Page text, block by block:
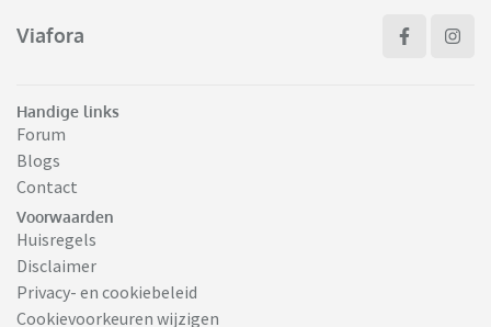
Viafora
Handige links
Forum
Blogs
Contact
Voorwaarden
Huisregels
Disclaimer
Privacy- en cookiebeleid
Cookievoorkeuren wijzigen